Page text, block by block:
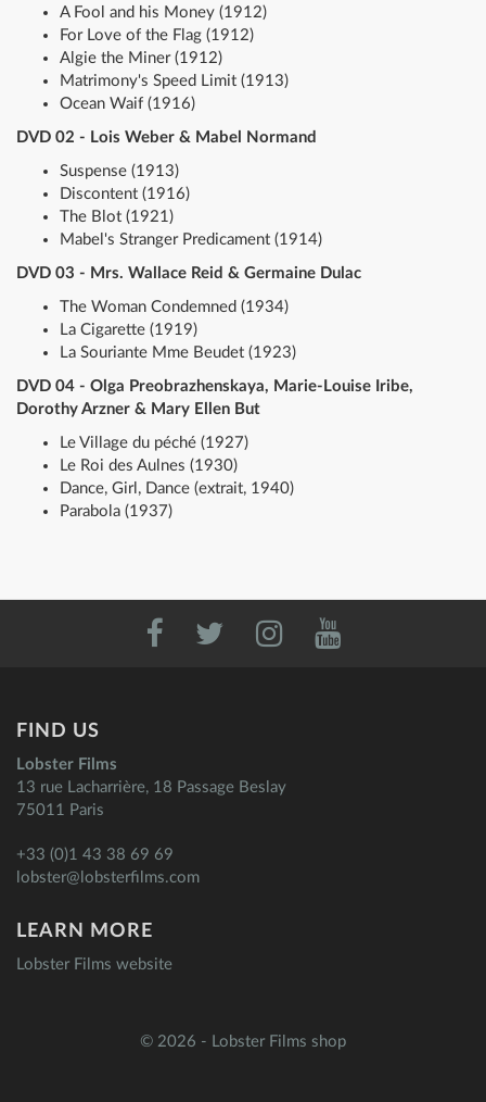
A Fool and his Money (1912)
For Love of the Flag (1912)
Algie the Miner (1912)
Matrimony's Speed Limit (1913)
Ocean Waif (1916)
DVD 02 - Lois Weber & Mabel Normand
Suspense (1913)
Discontent (1916)
The Blot (1921)
Mabel's Stranger Predicament (1914)
DVD 03 - Mrs. Wallace Reid & Germaine Dulac
The Woman Condemned (1934)
La Cigarette (1919)
La Souriante Mme Beudet (1923)
DVD 04 - Olga Preobrazhenskaya, Marie-Louise Iribe,
Dorothy Arzner & Mary Ellen But
Le Village du péché (1927)
Le Roi des Aulnes (1930)
Dance, Girl, Dance (extrait, 1940)
Parabola (1937)
FIND US
Lobster Films
13 rue Lacharrière, 18 Passage Beslay
75011 Paris
+33 (0)1 43 38 69 69
lobster@lobsterfilms.com
LEARN MORE
Lobster Films website
© 2026 - Lobster Films shop